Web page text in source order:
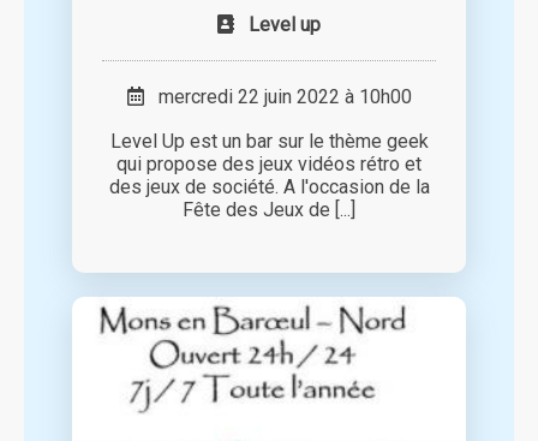
Level up
mercredi 22 juin 2022 à 10h00
Level Up est un bar sur le thème geek
qui propose des jeux vidéos rétro et
des jeux de société. A l'occasion de la
Fête des Jeux de [...]